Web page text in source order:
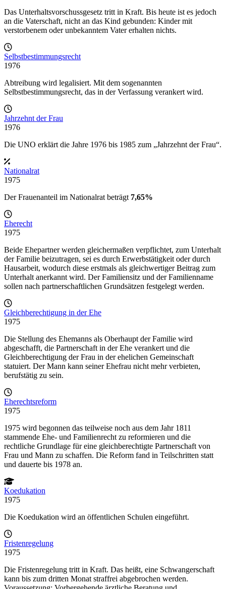
Das Unterhaltsvorschussgesetz tritt in Kraft. Bis heute ist es jedoch
an die Vaterschaft, nicht an das Kind gebunden: Kinder mit
verstorbenem oder unbekanntem Vater erhalten nichts.
Selbstbestimmungsrecht
1976
Abtreibung wird legalisiert. Mit dem sogenannten
Selbstbestimmungsrecht, das in der Verfassung verankert wird.
Jahrzehnt der Frau
1976
Die UNO erklärt die Jahre 1976 bis 1985 zum „Jahrzehnt der Frau“.
Nationalrat
1975
Der Frauenanteil im Nationalrat beträgt 7,65%
Eherecht
1975
Beide Ehepartner werden gleichermaßen verpflichtet, zum Unterhalt
der Familie beizutragen, sei es durch Erwerbstätigkeit oder durch
Hausarbeit, wodurch diese erstmals als gleichwertiger Beitrag zum
Unterhalt anerkannt wird. Der Familiensitz und der Familienname
sollen nach partnerschaftlichen Grundsätzen festgelegt werden.
Gleichberechtigung in der Ehe
1975
Die Stellung des Ehemanns als Oberhaupt der Familie wird
abgeschafft, die Partnerschaft in der Ehe verankert und die
Gleichberechtigung der Frau in der ehelichen Gemeinschaft
statuiert. Der Mann kann seiner Ehefrau nicht mehr verbieten,
berufstätig zu sein.
Eherechtsreform
1975
1975 wird begonnen das teilweise noch aus dem Jahr 1811
stammende Ehe- und Familienrecht zu reformieren und die
rechtliche Grundlage für eine gleichberechtigte Partnerschaft von
Frau und Mann zu schaffen. Die Reform fand in Teilschritten statt
und dauerte bis 1978 an.
Koedukation
1975
Die Koedukation wird an öffentlichen Schulen eingeführt.
Fristenregelung
1975
Die Fristenregelung tritt in Kraft. Das heißt, eine Schwangerschaft
kann bis zum dritten Monat straffrei abgebrochen werden.